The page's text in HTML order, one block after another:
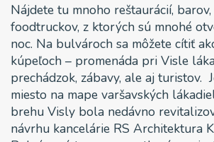
Nájdete tu mnoho reštaurácií,
foodtruckov, z ktorých sú mnohé
noc. Na bulvároch sa môžete cítiť
kúpeľoch – promenáda pri Visle
prechádzok, zábavy, ale aj turistov.
miesto na mape varšavských
brehu Visly bola nedávno
návrhu kancelárie RS Architektura